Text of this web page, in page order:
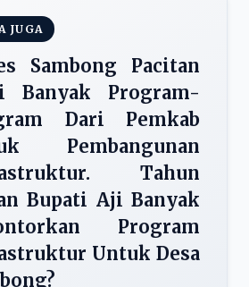
JUGA
Sambong Pacitan
Banyak Program-
Dari Pemkab
Pembangunan
Tahun
Bupati Aji Banyak
Program
Untuk Desa